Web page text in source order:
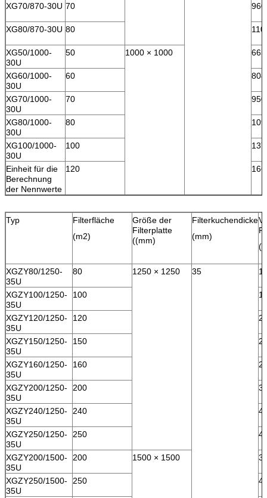
XG70/870-30U 70 960
XG80/870-30U 80
XG50/1000-
30U
50 1000 × 1000 665
XG60/1000-
30U
60 808
XG70/1000-
30U
70 950
XG80/1000-
30U
80
XG100/1000-
30U
100
Einheit für die
Berechnung
der Nennwerte
120
Typ
Filterfläche
(m2)
Größe der
Filterplatte
((mm)
Filterkuchendicke
(mm)
XGZY80/1250-
35U
80 1250 × 1250 35
XGZY100/1250-
35U
100
XGZY120/1250-
35U
120
XGZY150/1250-
35U
150
XGZY160/1250-
35U
160
XGZY200/1250-
35U
200
XGZY240/1250-
35U
240
XGZY250/1250-
35U
250
XGZY200/1500-
35U
200 1500 × 1500
XGZY250/1500-
35U
250